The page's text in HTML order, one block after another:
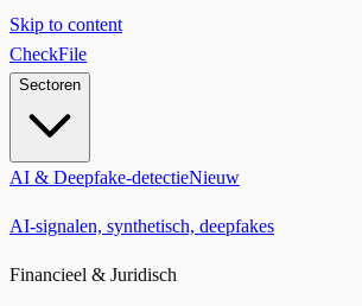
Skip to content
CheckFile
Sectoren
AI & Deepfake-detectieNieuw
AI-signalen, synthetisch, deepfakes
Financieel & Juridisch